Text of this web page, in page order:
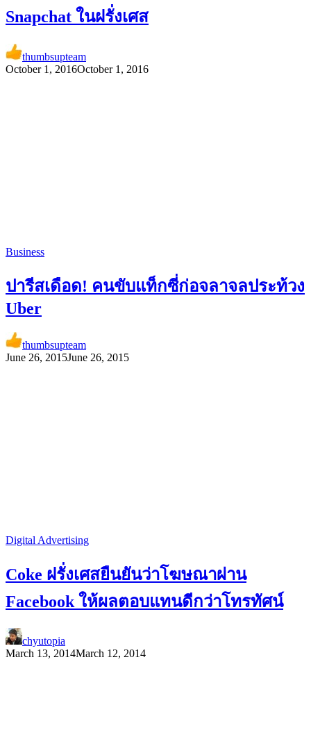
Snapchat ในฝรั่งเศส
thumbsupteam
October 1, 2016October 1, 2016
Business
ปารีสเดือด! คนขับแท็กซี่ก่อจลาจลประท้วง
Uber
thumbsupteam
June 26, 2015June 26, 2015
Digital Advertising
Coke ฝรั่งเศสยืนยันว่าโฆษณาผ่าน
Facebook ให้ผลตอบแทนดีกว่าโทรทัศน์
chyutopia
March 13, 2014March 12, 2014